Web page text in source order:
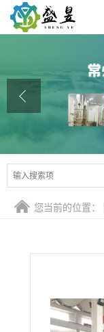
公司介绍
公司动态
产品展厅
证书荣誉
联系方式
您当前的位置：